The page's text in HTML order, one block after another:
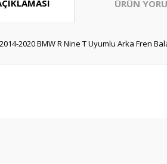
ÜRÜN
2020 BMW R Nine T Uyumlu Arka Fren
hatalar bulunuyor.